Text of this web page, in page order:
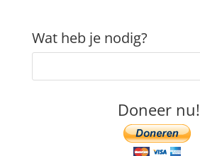
Wat heb je nodig?
Doneer nu!